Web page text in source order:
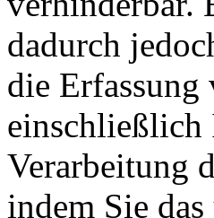
dadurch
die
einschließlich
Verarbeitung
indem Sie